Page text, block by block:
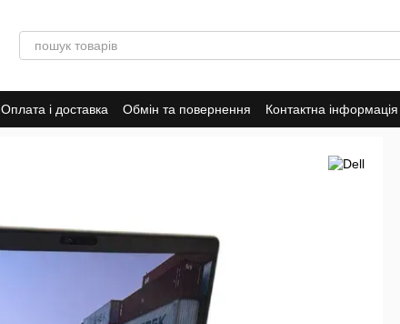
Оплата і доставка Обмін та повернення Контактна інформація